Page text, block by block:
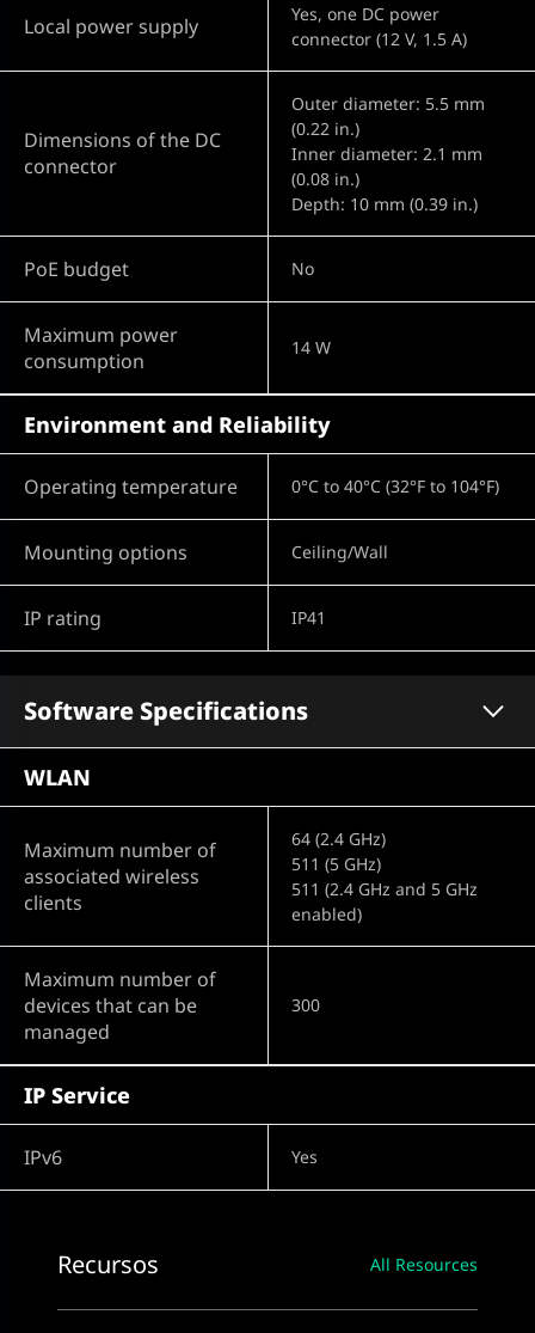
Local power supply
Yes, one DC power
connector (12 V, 1.5 A)
Dimensions of the DC
connector
Outer diameter: 5.5 mm
(0.22 in.)
Inner diameter: 2.1 mm
(0.08 in.)
Depth: 10 mm (0.39 in.)
PoE budget No
Maximum power
consumption
14 W
Environment and Reliability
Operating temperature 0°C to 40°C (32°F to 104°F)
Mounting options Ceiling/Wall
IP rating IP41
Software Specifications
WLAN
Maximum number of
associated wireless
clients
64 (2.4 GHz)
511 (5 GHz)
511 (2.4 GHz and 5 GHz
enabled)
Maximum number of
devices that can be
managed
300
IP Service
IPv6 Yes
Recursos All Resources